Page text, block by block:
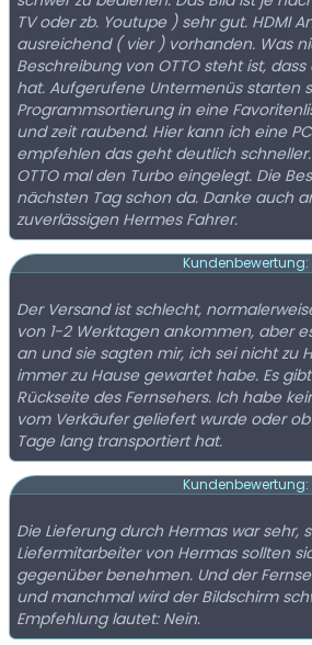
TV oder zb. Youtupe ) sehr gut. HDMI
ausreichend ( vier ) vorhanden. Was
Beschreibung von OTTO steht ist,
hat. Aufgerufene Untermenüs starten
Programmsortierung in eine
und zeit raubend. Hier kann ich eine
empfehlen das geht deutlich
OTTO mal den Turbo eingelegt. Die
nächsten Tag schon da. Danke auch
zuverlässigen Hermes Fahrer.
Kundenbewertung:
Der Versand ist schlecht,
von 1-2 Werktagen ankommen, aber
an und sie sagten mir, ich sei nicht zu
immer zu Hause gewartet habe. Es
Rückseite des Fernsehers. Ich habe
vom Verkäufer geliefert wurde oder
Tage lang transportiert hat.
Kundenbewertung:
Die Lieferung durch Hermas war sehr,
Liefermitarbeiter von Hermas sollten
gegenüber benehmen. Und der
und manchmal wird der Bildschirm
Empfehlung lautet: Nein.